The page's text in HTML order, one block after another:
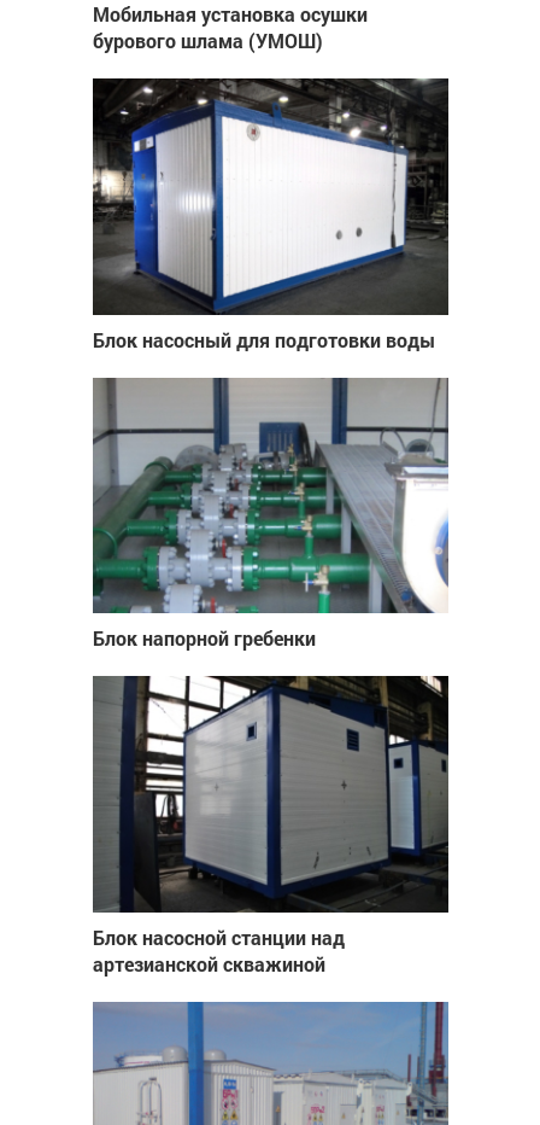
Мобильная установка осушки
бурового шлама (УМОШ)
Блок насосный для подготовки воды
Блок напорной гребенки
Блок насосной станции над
артезианской скважиной